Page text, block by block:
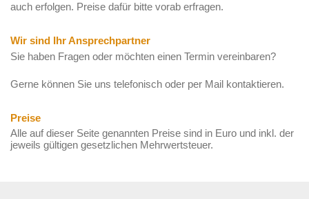
auch erfolgen. Preise dafür bitte vorab erfragen.
Wir sind Ihr Ansprechpartner
Sie haben Fragen oder möchten einen Termin vereinbaren?
Gerne können Sie uns telefonisch oder per Mail kontaktieren.
Preise
Alle auf dieser Seite genannten Preise sind in Euro und inkl. der
jeweils gültigen gesetzlichen Mehrwertsteuer.